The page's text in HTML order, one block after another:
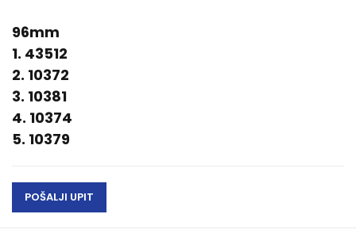
96mm
1. 43512
2. 10372
3. 10381
4. 10374
5. 10379
POŠALJI UPIT